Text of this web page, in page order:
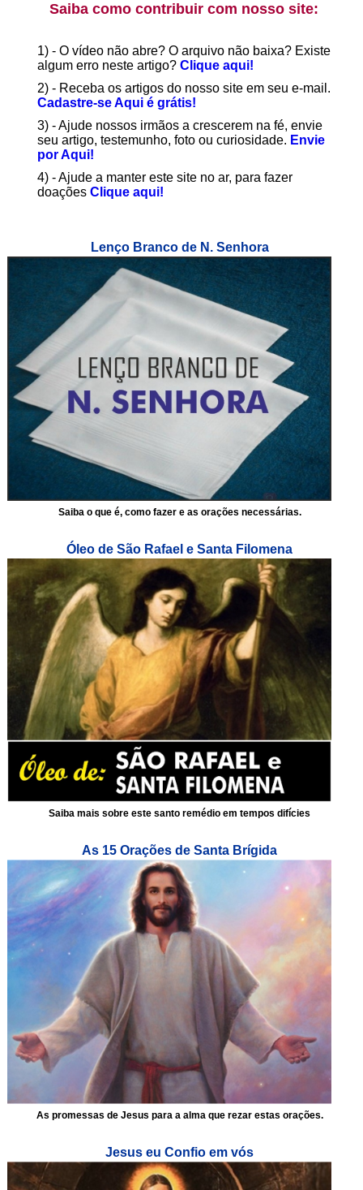
Saiba como contribuir com nosso site:
1) - O vídeo não abre? O arquivo não baixa? Existe
algum erro neste artigo? Clique aqui!
2) - Receba os artigos do nosso site em seu e-mail.
Cadastre-se Aqui é grátis!
3) - Ajude nossos irmãos a crescerem na fé, envie
seu artigo, testemunho, foto ou curiosidade. Envie
por Aqui!
4) - Ajude a manter este site no ar, para fazer
doações Clique aqui!
Lenço Branco de N. Senhora
Saiba o que é, como fazer e as orações necessárias.
Óleo de São Rafael e Santa Filomena
Saiba mais sobre este santo remédio em tempos difícies
As 15 Orações de Santa Brígida
As promessas de Jesus para a alma que rezar estas orações.
Jesus eu Confio em vós